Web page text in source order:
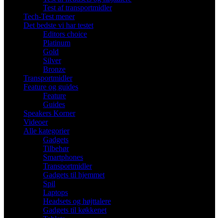
Test af transportmidler
Tech-Test mener
Det bedste vi har testet
Editors choice
Platinum
Gold
Silver
Bronze
Transportmidler
Feature og guides
Feature
Guides
Speakers Korner
Videoer
Alle kategorier
Gadgets
Tilbehør
Smartphones
Transportmidler
Gadgets til hjemmet
Spil
Laptops
Headsets og højttalere
Gadgets til køkkenet